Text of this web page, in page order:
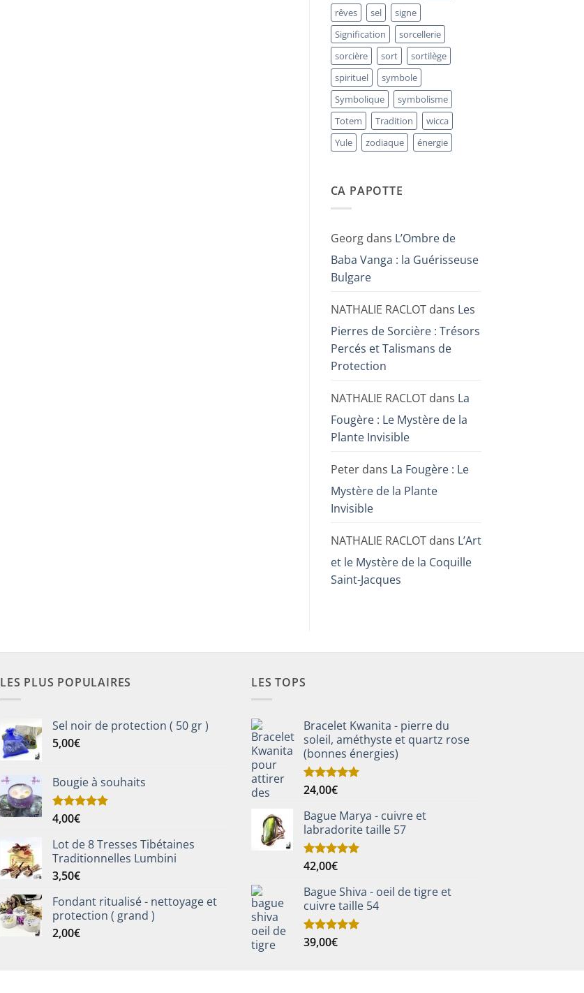
rêves
sel
signe
Signification
sorcellerie
sorcière
sort
sortilège
spirituel
symbole
Symbolique
symbolisme
Totem
Tradition
wicca
Yule
zodiaque énergie
CA PAPOTTE
Georgdans L’Ombre de
Baba Vanga : la Guérisseuse
Bulgare
NATHALIE RACLOTdans Les
Pierres de Sorcière : Trésors
Percés et Talismans de
Protection
NATHALIE RACLOTdans La
Fougère : Le Mystère de la
Plante Invisible
Peterdans La Fougère : Le
Mystère de la Plante
Invisible
NATHALIE RACLOTdans L’Art
et le Mystère de la Coquille
Saint-Jacques
LES PLUS POPULAIRES
Sel noir de protection ( 50 gr )
5,00€
Bougie à souhaits
Note5.00
4,00€
Lot de 8 Tresses Tibétaines
Traditionnelles Lumbini
3,50€
Fondant ritualisé - nettoyage et
protection ( grand )
2,00€
LES TOPS
Bracelet Kwanita - pierre du
soleil, améthyste et quartz rose
(bonnes énergies)
Note5.00
24,00€
Bague Marya - cuivre et
labradorite taille 57
Note5.00
42,00€
Bague Shiva - oeil de tigre et
cuivre taille 54
Note5.00
39,00€